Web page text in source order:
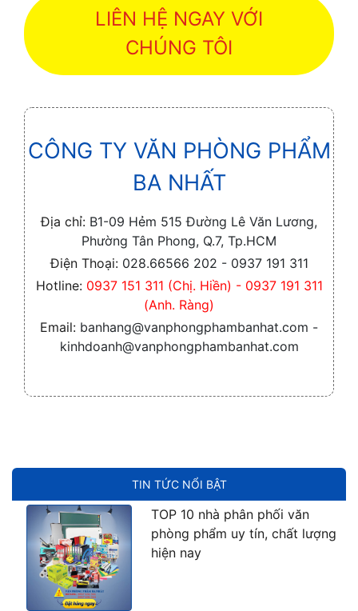
TIN TỨC NỔI BẬT
TOP 10 nhà phân phối văn
phòng phẩm uy tín, chất lượng
hiện nay
LIÊN HỆ NGAY VỚI
CHÚNG TÔI
CÔNG TY VĂN PHÒNG PHẨM
BA NHẤT
Địa chỉ: B1-09 Hẻm 515 Đường Lê Văn Lương,
Phường Tân Phong, Q.7, Tp.HCM
Điện Thoại: 028.66566 202 - 0937 191 311
Hotline: 0937 151 311 (Chị. Hiền) - 0937 191 311
(Anh. Ràng)
Email: banhang@vanphongphambanhat.com -
kinhdoanh@vanphongphambanhat.com